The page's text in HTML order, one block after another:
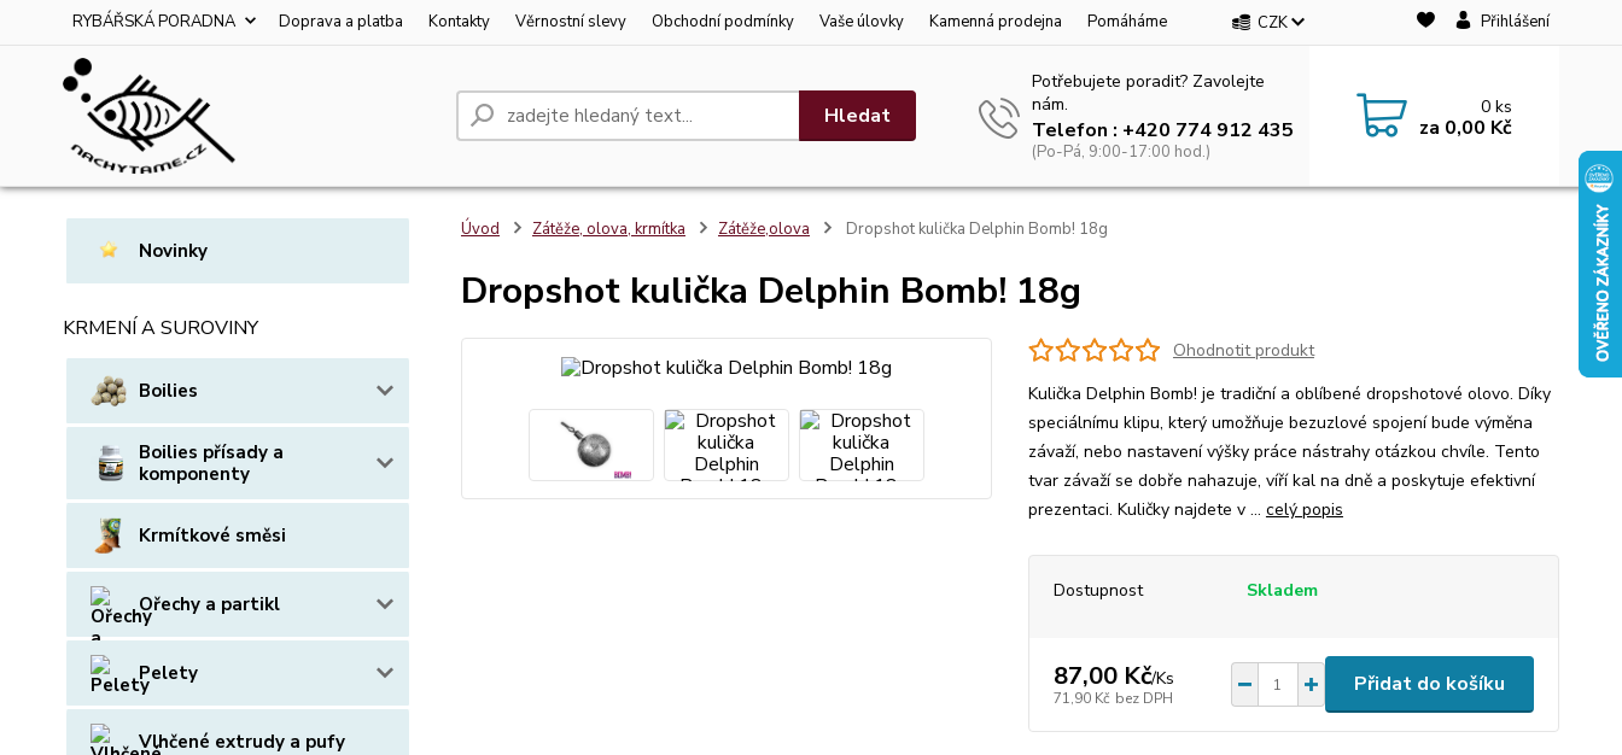
RYBÁŘSKÁ PORADNA Doprava a platba Kontakty Věrnostní slevy Obchodní podmínky Vaše úlovky Kamenná prodejna Pomáháme CZK Přihlášení
Hledat
Potřebujete poradit? Zavolejte
nám.
Telefon : +420 774 912 435
(Po-Pá, 9:00-17:00 hod.)
0ks
za 0,00 Kč
Novinky
KRMENÍ A SUROVINY
Boilies
Boilies přísady a
komponenty
Krmítkové směsi
Ořechy a partikl
Pelety
Vlhčené extrudy a pufy
Úvod Zátěže, olova, krmítka Zátěže,olova Dropshot kulička Delphin Bomb! 18g
Dropshot kulička Delphin Bomb! 18g
Ohodnotit produkt
Kulička Delphin Bomb! je tradiční a oblíbené dropshotové olovo. Díky
speciálnímu klipu, který umožňuje bezuzlové spojení bude výměna
závaží, nebo nastavení výšky práce nástrahy otázkou chvíle. Tento
tvar závaží se dobře nahazuje, víří kal na dně a poskytuje efektivní
prezentaci. Kuličky najdete v ... celý popis
Dostupnost Skladem
87,00 Kč/Ks
71,90 Kč bez DPH
Přidat do košíku